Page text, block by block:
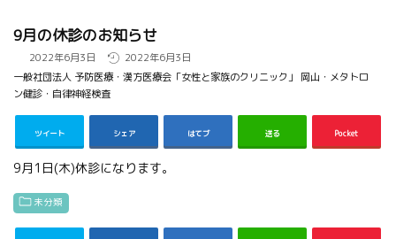
9月の休診のお知らせ
2022年6月3日
2022年6月3日
一般社団法人 予防医療・漢方医療会「女性と家族のクリニック」 岡山・メタトロ
ン健診・自律神経検査
ツイート シェア はてブ 送る Pocket
9月1日(木)休診になります。
未分類